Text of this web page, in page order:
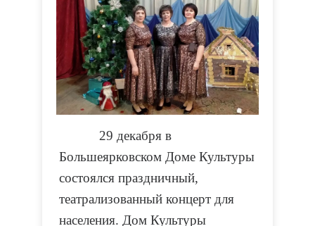
29 декабря в
Большеярковском Доме Культуры
состоялся праздничный,
театрализованный концерт для
населения. Дом Культуры